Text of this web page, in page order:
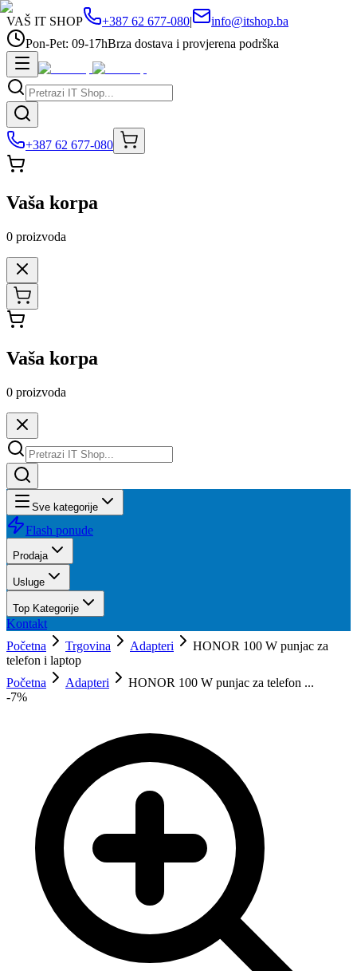
VAŠ IT SHOP +387 62 677-080|
info@itshop.ba
Pon-Pet: 09-17hBrza dostava i provjerena podrška
+387 62 677-080
Vaša korpa
0 proizvoda
Vaša korpa
0 proizvoda
Sve kategorije
Flash ponude
Prodaja
Usluge
Top Kategorije
Kontakt
Početna
Trgovina Adapteri
HONOR 100 W punjac za
telefon i laptop
Početna
Adapteri
HONOR 100 W punjac za telefon ...
-7%